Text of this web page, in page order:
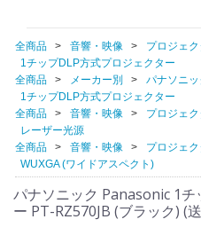
全商品 音響・映像 プロジェク
1チップDLP方式プロジェクター
全商品
メーカー別 パナソニッ
1チップDLP方式プロジェクター
全商品
音響・映像 プロジェク
レーザー光源
全商品
音響・映像 プロジェク
WUXGA (ワイドアスペクト)
パナソニック Panasonic 1チ
ー PT-RZ570JB (ブラック) (